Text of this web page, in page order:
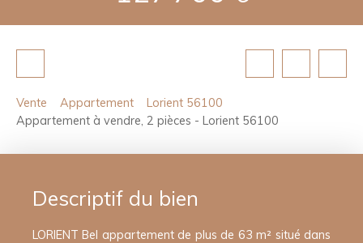
Vente Appartement
Lorient 56100
Appartement à vendre, 2 pièces - Lorient 56100
Descriptif du bien
LORIENT Bel appartement de plus de 63 m² situé dans